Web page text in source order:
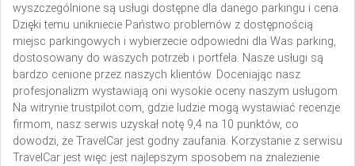
wyszczególnione są usługi dostępne dla danego parkingu i cena.
Dzięki temu unikniecie Państwo problemów z dostępnością
miejsc parkingowych i wybierzecie odpowiedni dla Was parking,
dostosowany do waszych potrzeb i portfela. Nasze usługi są
bardzo cenione przez naszych klientów. Doceniając nasz
profesjonalizm wystawiają oni wysokie oceny naszym usługom.
Na witrynie trustpilot.com, gdzie ludzie mogą wystawiać recenzje
firmom, nasz serwis uzyskał notę 9,4 na 10 punktów, co
dowodzi, że TravelCar jest godny zaufania. Korzystanie z serwisu
TravelCar jest więc jest najlepszym sposobem na znalezienie